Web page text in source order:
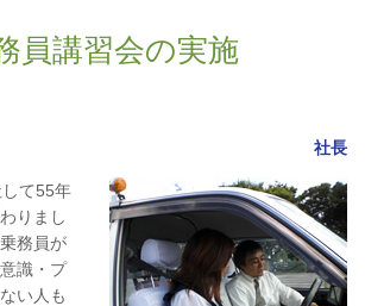
員講習会の実施
社長
て55年
りまし
務員が
識・プ
い人も